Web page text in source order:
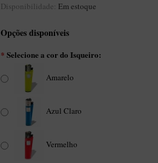
Disponibilidade: Em estoque
Opções disponíveis
* Selecione a cor do Isqueiro:
Amarelo
Azul Claro
Vermelho